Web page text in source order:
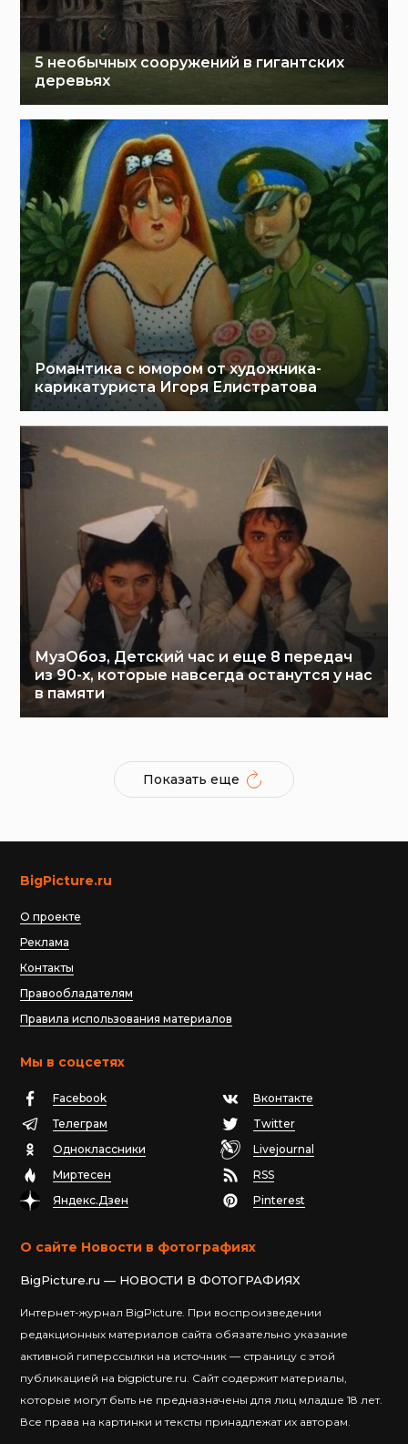
5 необычных сооружений в гигантских
деревьях
Романтика с юмором от художника-
карикатуриста Игоря Елистратова
МузОбоз, Детский час и еще 8 передач
из 90-х, которые навсегда останутся у нас
в памяти
Показать еще
BigPicture.ru
О проекте
Реклама
Контакты
Правообладателям
Правила использования материалов
Мы в соцсетях
Facebook
Вконтакте
Телеграм
Twitter
Одноклассники
Livejournal
Миртесен
RSS
Яндекс.Дзен
Pinterest
О сайте Новости в фотографиях
BigPicture.ru — НОВОСТИ В ФОТОГРАФИЯХ
Интернет-журнал BigPicture. При воспроизведении
редакционных материалов сайта обязательно указание
активной гиперссылки на источник — страницу с этой
публикацией на bigpicture.ru. Сайт содержит материалы,
которые могут быть не предназначены для лиц младше 18 лет.
Все права на картинки и тексты принадлежат их авторам.